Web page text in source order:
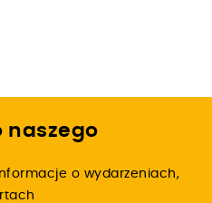
naszego
o wydarzeniach,